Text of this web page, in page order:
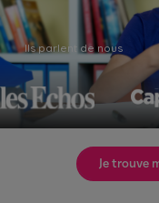
Je trouve
Ils parlent de nous